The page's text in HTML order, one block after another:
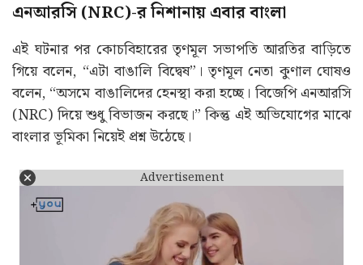
এনআরসি (NRC)-র নিশানায় এবার বাংলা
এই ঘটনার পর কোচবিহারের তৃণমূল সভাপতি আরতির বাড়িতে
গিয়ে বলেন, “এটা বাঙালি বিদ্বেষ”। তৃণমূল নেতা কুণাল ঘোষও
বলেন, “অসমে বাঙালিদের হেনস্থা করা হচ্ছে। বিজেপি এনআরসি
(NRC) দিয়ে শুধু বিভাজন করছে।” কিন্তু এই অভিযোগের মাঝে
বাংলার ভূমিকা নিয়েই প্রশ্ন উঠেছে।
Advertisement